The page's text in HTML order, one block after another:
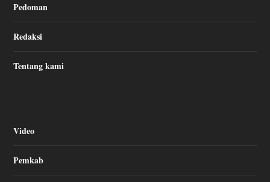
Pedoman
Redaksi
Tentang kami
Video
Pemkab